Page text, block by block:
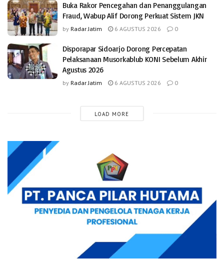
Buka Rakor Pencegahan dan Penanggulangan
Fraud, Wabup Alif Dorong Perkuat Sistem JKN
by Radar Jatim 6 AGUSTUS 2026 0
Disporapar Sidoarjo Dorong Percepatan
Pelaksanaan Musorkablub KONI Sebelum Akhir
Agustus 2026
by Radar Jatim 6 AGUSTUS 2026 0
LOAD MORE